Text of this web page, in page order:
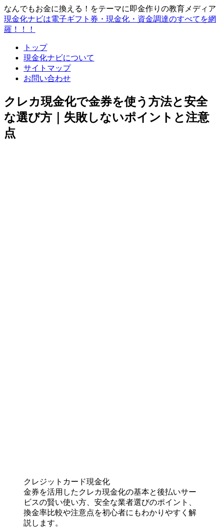
なんでもお金に換える！をテーマに即金作りの教育メディア
現金化ナビは電子ギフト券・現金化・資金調達のすべてを網
羅！！！
トップ
現金化ナビについて
サイトマップ
お問い合わせ
クレカ現金化で金券を使う方法と安全
な選び方｜失敗しないポイントと注意
点
クレジットカード現金化
金券を活用したクレカ現金化の基本と後払いサー
ビスの賢い使い方、安全な業者選びのポイント、
換金率比較や注意点を初心者にもわかりやすく解
説します。